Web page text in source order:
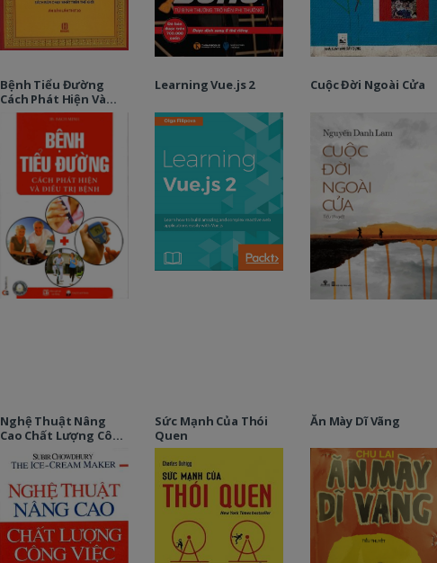
Bệnh Tiểu Đường
Cách Phát Hiện Và
Điều Trị Bệnh
Learning Vue.js 2 Cuộc Đời Ngoài Cửa
Nghệ Thuật Nâng
Cao Chất Lượng Công
Sức Mạnh Của Thói
Quen
Ăn Mày Dĩ Vãng